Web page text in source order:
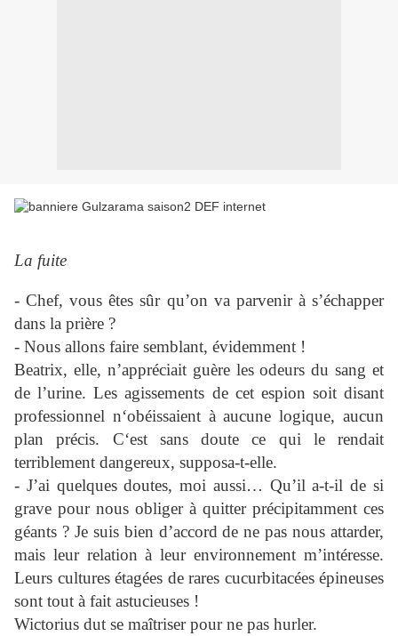
La fuite
- Chef, vous êtes sûr qu’on va parvenir à s’échapper
dans la prière ?
- Nous allons faire semblant, évidemment !
Beatrix, elle, n’appréciait guère les odeurs du sang et
de l’urine. Les agissements de cet espion soit disant
professionnel n‘obéissaient à aucune logique, aucun
plan précis. C‘est sans doute ce qui le rendait
terriblement dangereux, supposa-t-elle.
- J’ai quelques doutes, moi aussi… Qu’il a-t-il de si
grave pour nous obliger à quitter précipitamment ces
géants ? Je suis bien d’accord de ne pas nous attarder,
mais leur relation à leur environnement m’intéresse.
Leurs cultures étagées de rares cucurbitacées épineuses
sont tout à fait astucieuses !
Wictorius dut se maîtriser pour ne pas hurler.